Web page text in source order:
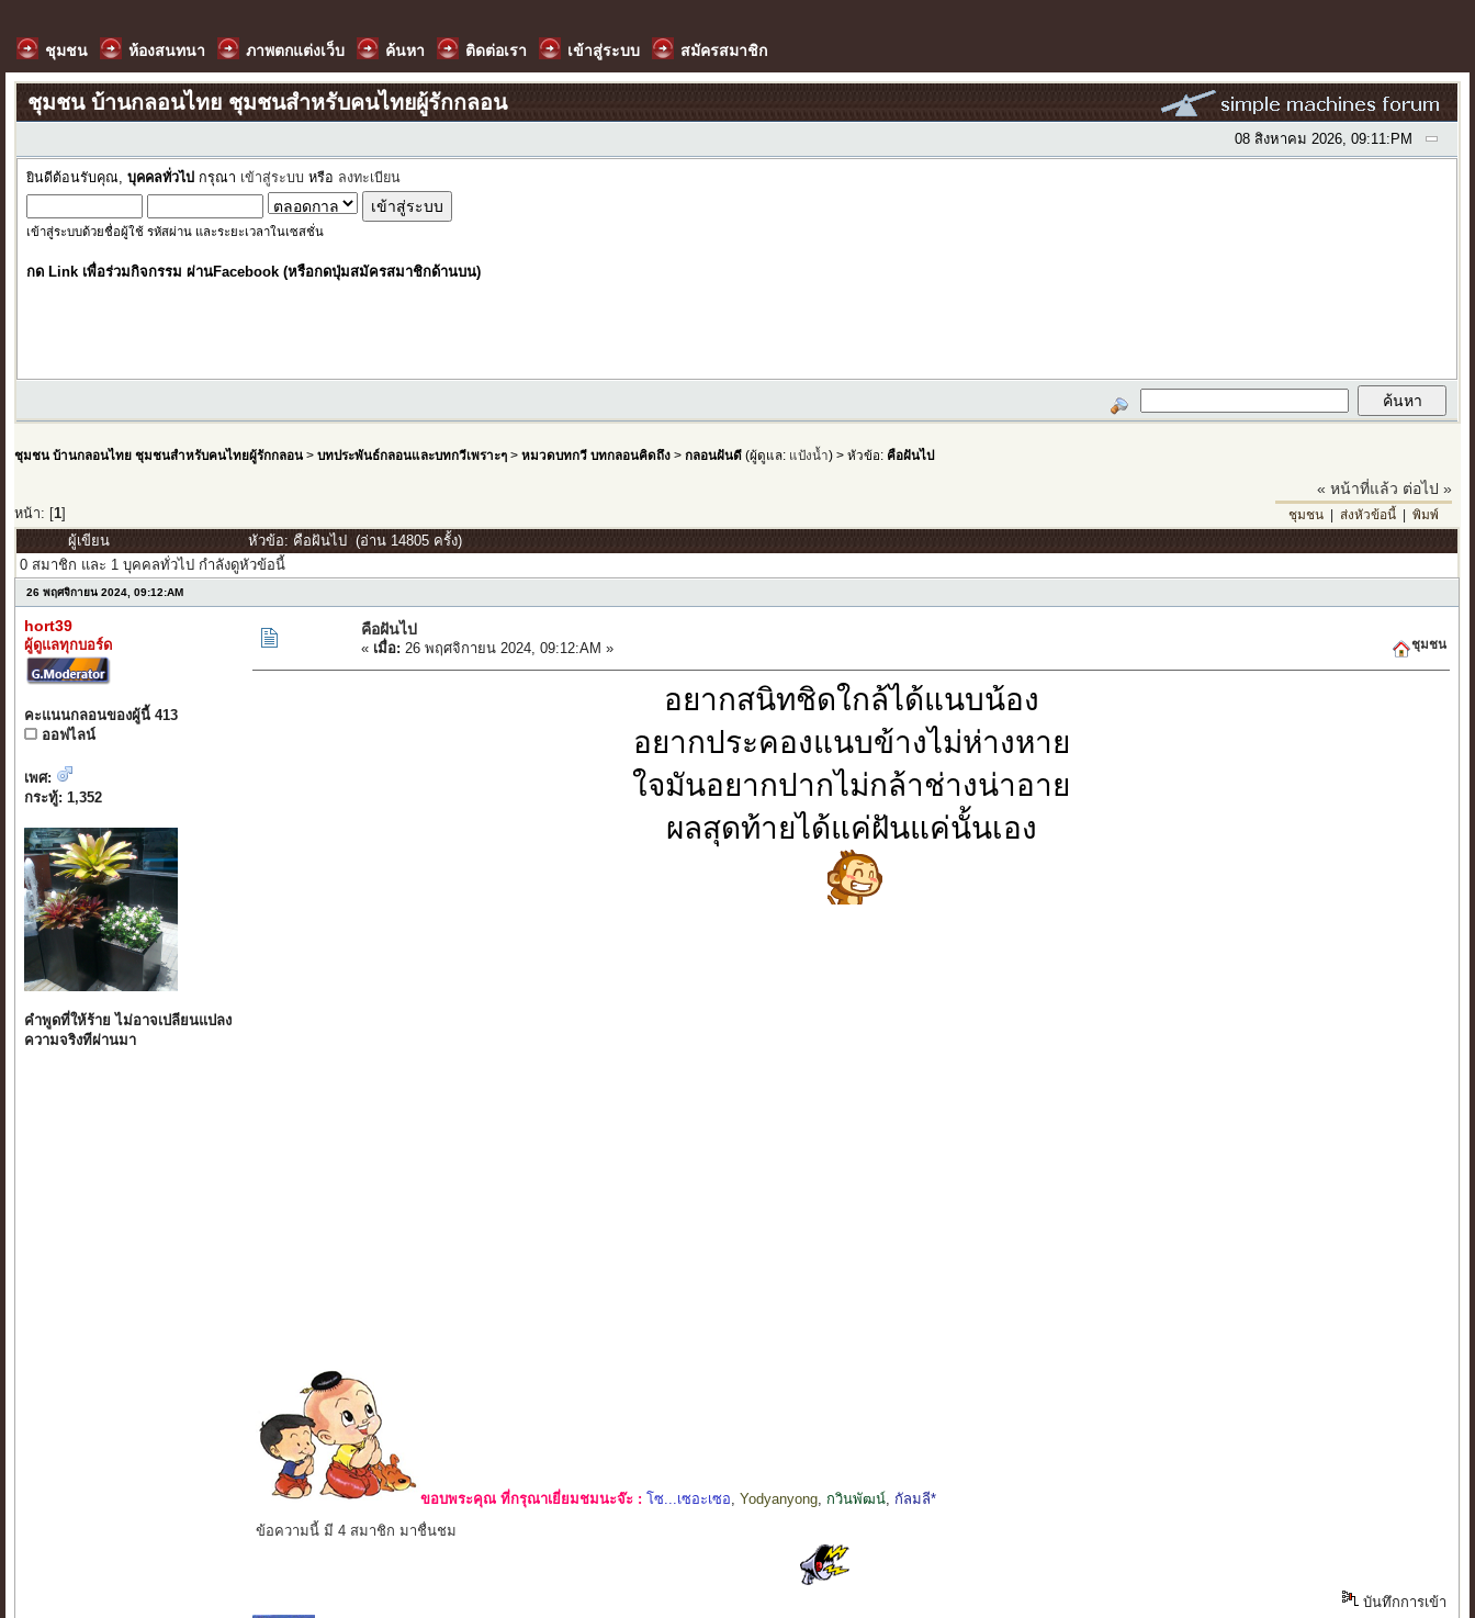
ชุมชน ห้องสนทนา ภาพตกแต่งเว็บ ค้นหา ติดต่อเรา เข้าสู่ระบบ สมัครสมาชิก
ชุมชน บ้านกลอนไทย ชุมชนสำหรับคนไทยผู้รักกลอน
08 สิงหาคม 2026, 09:11:PM
ยินดีต้อนรับคุณ,บุคคลทั่วไป กรุณา เข้าสู่ระบบ หรือ ลงทะเบียน
เข้าสู่ระบบด้วยชื่อผู้ใช้ รหัสผ่าน และระยะเวลาในเซสชั่น
กด Link เพื่อร่วมกิจกรรม ผ่านFacebook (หรือกดปุ่มสมัครสมาชิกด้านบน)
ชุมชน บ้านกลอนไทย ชุมชนสำหรับคนไทยผู้รักกลอน >บทประพันธ์กลอนและบทกวีเพราะๆ >หมวดบทกวี บทกลอนคิดถึง >กลอนฝันดี (ผู้ดูแล: แป้งน้ำ) > หัวข้อ: คือฝันไป
หน้า: [1
« หน้าที่แล้ว ต่อไป »
ชุมชน| ส่งหัวข้อนี้| พิมพ์
ผู้เขียน
หัวข้อ: คือฝันไป (อ่าน 14805 ครั้ง)
0 สมาชิก และ 1 บุคคลทั่วไป กำลังดูหัวข้อนี้
26 พฤศจิกายน 2024, 09:12:AM
hort39
ผู้ดูแลทุกบอร์ด
คะแนนกลอนของผู้นี้ 413
ออฟไลน์
เพศ:
กระทู้: 1,352
คำพูดที่ให้ร้าย ไม่อาจเปลียนแปลง
ความจริงทีผ่านมา
คือฝันไป
« เมื่อ: 26 พฤศจิกายน 2024, 09:12:AM » ชุมชน
อยากสนิทชิดใกล้ได้แนบน้อง
อยากประคองแนบข้างไม่ห่างหาย
ใจมันอยากปากไม่กล้าช่างน่าอาย
ผลสุดท้ายได้แค่ฝันแค่นั้นเอง
ขอบพระคุณ ที่กรุณาเยี่ยมชมนะจ๊ะ : โซ...เซอะเซอ,Yodyanyong, กวินพัฒน์, กัลมลี*
ข้อความนี้ มี 4 สมาชิก มาชื่นชม
บันทึกการเข้า